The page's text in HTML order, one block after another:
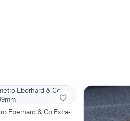
Eberhard & Co Extra-